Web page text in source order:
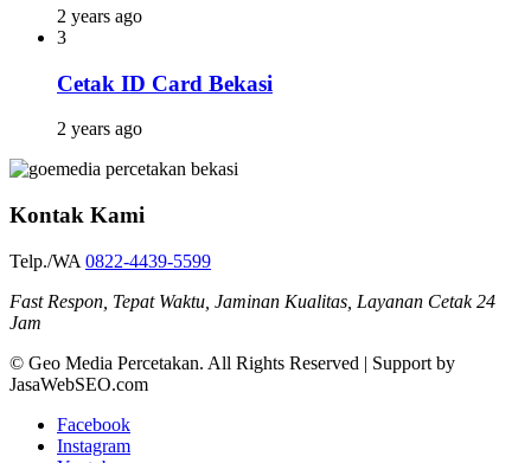
2 years ago
3
Cetak ID Card Bekasi
2 years ago
Kontak Kami
Telp./WA 0822-4439-5599
Fast Respon, Tepat Waktu, Jaminan Kualitas, Layanan Cetak 24
Jam
© Geo Media Percetakan. All Rights Reserved | Support by
JasaWebSEO.com
Facebook
Instagram